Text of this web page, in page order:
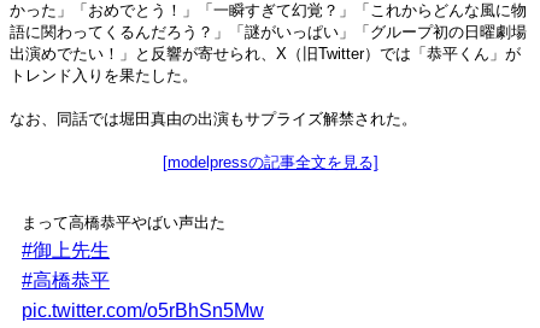
かった」「おめでとう！」「一瞬すぎて幻覚？」「これからどんな風に物
語に関わってくるんだろう？」「謎がいっぱい」「グループ初の日曜劇場
出演めでたい！」と反響が寄せられ、X（旧Twitter）では「恭平くん」が
トレンド入りを果たした。
なお、同話では堀田真由の出演もサプライズ解禁された。
[modelpressの記事全文を見る]
まって高橋恭平やばい声出た
#御上先生
#高橋恭平
pic.twitter.com/o5rBhSn5Mw